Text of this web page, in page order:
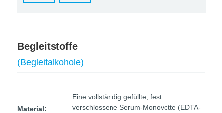
Begleitstoffe
(Begleitalkohole)
Material:
Eine vollständig gefüllte, fest
verschlossene Serum-Monovette (EDTA-